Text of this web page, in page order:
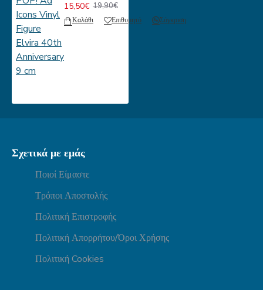
15,50€ 19,90€
Καλάθι Επιθυμητό Σύγκριση
Σχετικά με εμάς
Ποιοί Είμαστε
Τρόποι Αποστολής
Πολιτική Επιστροφής
Πολιτική Απορρήτου/Όροι Χρήσης
Πολιτική Cookies